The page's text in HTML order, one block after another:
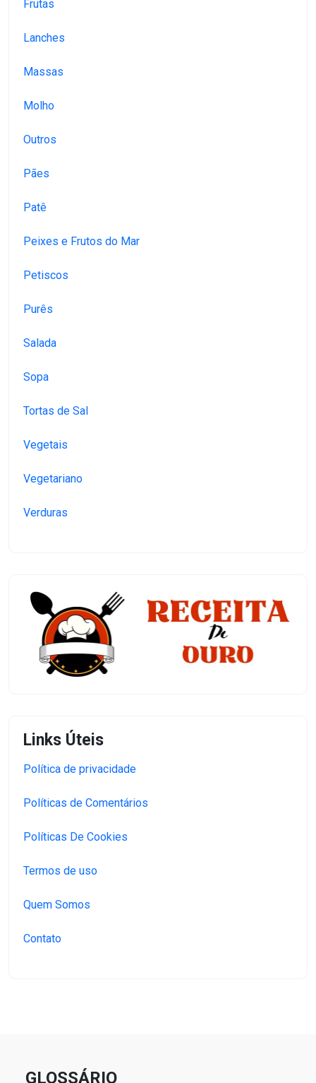
Frutas
Lanches
Massas
Molho
Outros
Pães
Patê
Peixes e Frutos do Mar
Petiscos
Purês
Salada
Sopa
Tortas de Sal
Vegetais
Vegetariano
Verduras
Links Úteis
Política de privacidade
Políticas de Comentários
Políticas De Cookies
Termos de uso
Quem Somos
Contato
GLOSSÁRIO